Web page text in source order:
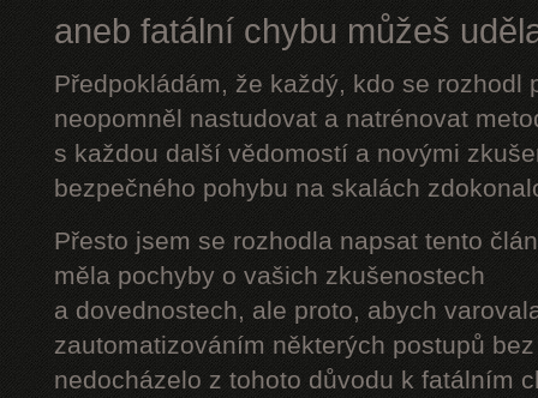
aneb fatální chybu můžeš
Předpokládám, že každý, kdo se rozhodl
neopomněl nastudovat a natrénovat
s každou další vědomostí a novými
bezpečného pohybu na skalách
Přesto jsem se rozhodla napsat tento
měla pochyby o vašich zkušenostech
a dovednostech, ale proto, abych
zautomatizováním některých postupů
nedocházelo z tohoto důvodu k fatálním